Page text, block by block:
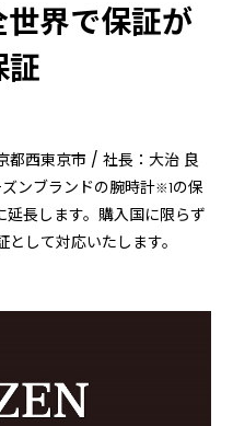
界で保証が
証
都⻄東京市 / 社⻑：大治 良
ンブランドの腕時計※1の保
延長します。購入国に限らず
して対応いたします。